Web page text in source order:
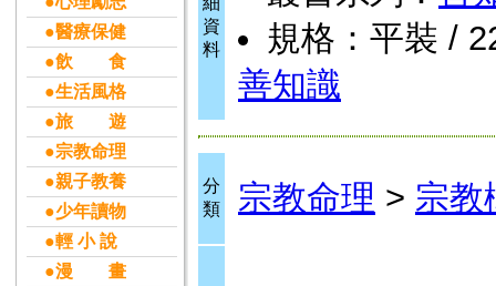
●醫療保健
●飲 食
●生活風格
●旅 遊
●宗教命理
●親子教養
●少年讀物
●輕 小 說
●漫 畫
資
料
規格：平裝 /
善知識
分
類
宗教命理 > 宗教